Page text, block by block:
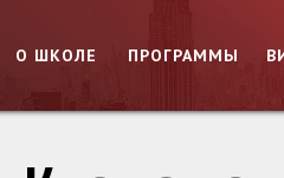
О ШКОЛЕ ПРОГРАММЫ